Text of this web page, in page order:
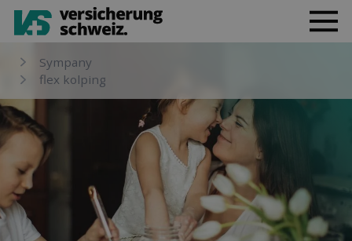
Sympany
flex kolping